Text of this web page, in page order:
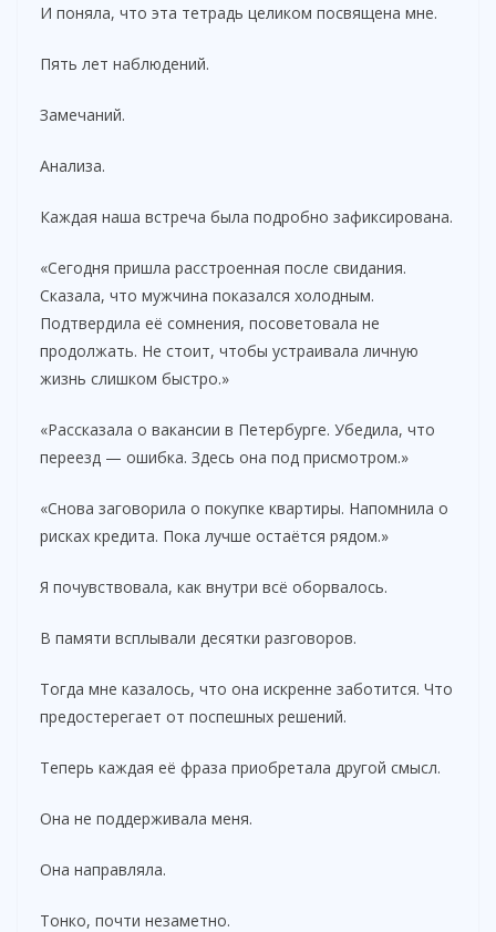
И поняла, что эта тетрадь целиком посвящена мне.
Пять лет наблюдений.
Замечаний.
Анализа.
Каждая наша встреча была подробно зафиксирована.
«Сегодня пришла расстроенная после свидания.
Сказала, что мужчина показался холодным.
Подтвердила её сомнения, посоветовала не
продолжать. Не стоит, чтобы устраивала личную
жизнь слишком быстро.»
«Рассказала о вакансии в Петербурге. Убедила, что
переезд — ошибка. Здесь она под присмотром.»
«Снова заговорила о покупке квартиры. Напомнила о
рисках кредита. Пока лучше остаётся рядом.»
Я почувствовала, как внутри всё оборвалось.
В памяти всплывали десятки разговоров.
Тогда мне казалось, что она искренне заботится. Что
предостерегает от поспешных решений.
Теперь каждая её фраза приобретала другой смысл.
Она не поддерживала меня.
Она направляла.
Тонко, почти незаметно.